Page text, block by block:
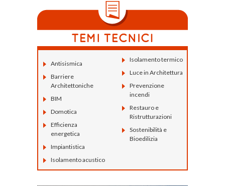
Antisismica
Barriere
Architettoniche
BIM
Domotica
Efficienza
energetica
Impiantistica
Isolamento acustico
Isolamento termico
Luce in Architettura
Prevenzione
incendi
Restauro e
Ristrutturazioni
Sostenibilità e
Bioedilizia